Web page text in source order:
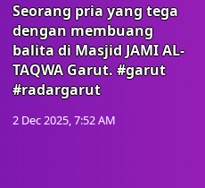
Seorang pria yang tega
dengan membuang
balita di Masjid JAMI AL-
TAQWA Garut. #garut
#radargarut
2 Dec 2025, 7:52 AM